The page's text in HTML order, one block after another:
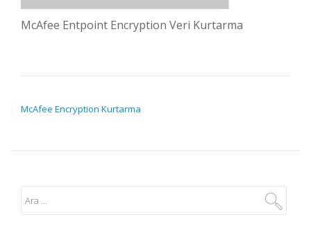
McAfee Entpoint Encryption Veri Kurtarma
McAfee Encryption Kurtarma